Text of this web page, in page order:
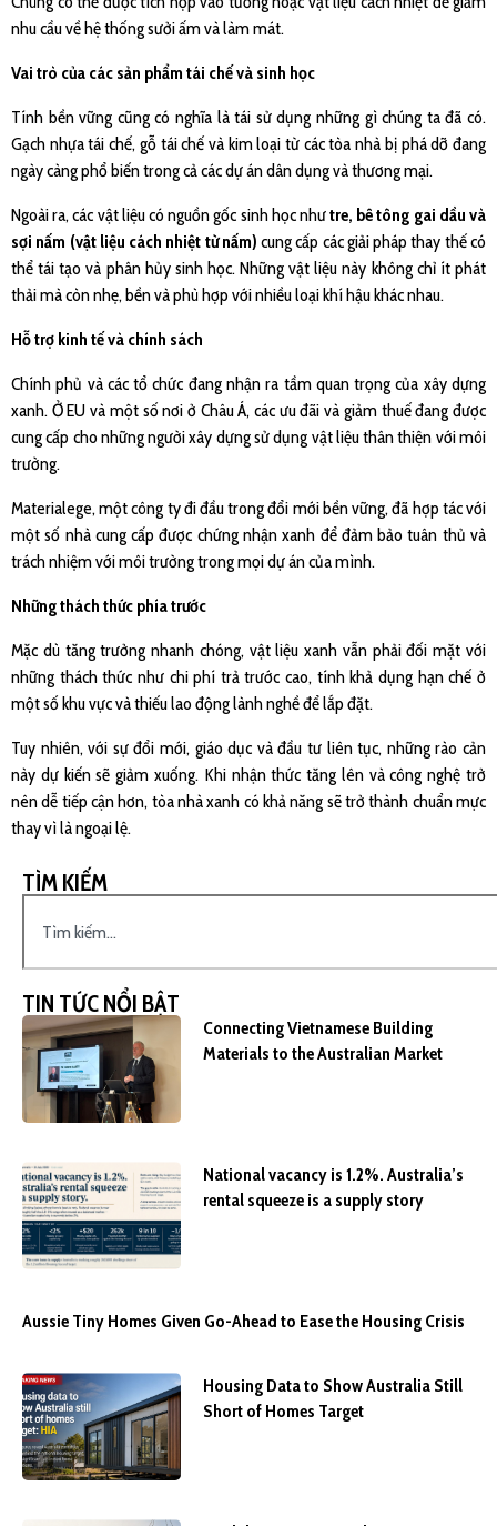
nhu cầu về hệ thống sưởi ấm và làm mát.
Vai trò của các sản phẩm tái chế và sinh học
Tính bền vững cũng có nghĩa là tái sử dụng những gì chúng ta đã có.
Gạch nhựa tái chế, gỗ tái chế và kim loại từ các tòa nhà bị phá dỡ đang
ngày càng phổ biến trong cả các dự án dân dụng và thương mại.
Ngoài ra, các vật liệu có nguồn gốc sinh học nhưtre, bê tông gai dầu và
sợi nấm (vật liệu cách nhiệt từ nấm) cung cấp các giải pháp thay thế có
thể tái tạo và phân hủy sinh học. Những vật liệu này không chỉ ít phát
thải mà còn nhẹ, bền và phù hợp với nhiều loại khí hậu khác nhau.
Hỗ trợ kinh tế và chính sách
Chính phủ và các tổ chức đang nhận ra tầm quan trọng của xây dựng
xanh. Ở EU và một số nơi ở Châu Á, các ưu đãi và giảm thuế đang được
cung cấp cho những người xây dựng sử dụng vật liệu thân thiện với môi
trường.
Materialege, một công ty đi đầu trong đổi mới bền vững, đã hợp tác với
một số nhà cung cấp được chứng nhận xanh để đảm bảo tuân thủ và
trách nhiệm với môi trường trong mọi dự án của mình.
Những thách thức phía trước
Mặc dù tăng trưởng nhanh chóng, vật liệu xanh vẫn phải đối mặt với
những thách thức như chi phí trả trước cao, tính khả dụng hạn chế ở
một số khu vực và thiếu lao động lành nghề để lắp đặt.
Tuy nhiên, với sự đổi mới, giáo dục và đầu tư liên tục, những rào cản
này dự kiến sẽ giảm xuống. Khi nhận thức tăng lên và công nghệ trở
nên dễ tiếp cận hơn, tòa nhà xanh có khả năng sẽ trở thành chuẩn mực
thay vì là ngoại lệ.
TÌM KIẾM
TIN TỨC NỔI BẬT
Connecting Vietnamese Building
Materials to the Australian Market
National vacancy is 1.2%. Australia’s
rental squeeze is a supply story
Aussie Tiny Homes Given Go-Ahead to Ease the Housing Crisis
Housing Data to Show Australia Still
Short of Homes Target